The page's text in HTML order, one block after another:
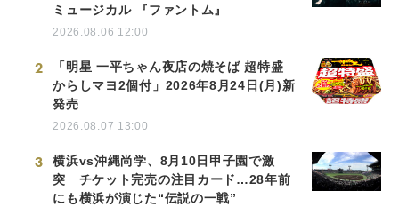
ミュージカル 『ファントム』
2026.08.06 12:00
2
「明星 一平ちゃん夜店の焼そば 超特盛
からしマヨ2個付」2026年8月24日(月)新
発売
2026.08.07 13:00
3
横浜vs沖縄尚学、8月10日甲子園で激
突 チケット完売の注目カード…28年前
にも横浜が演じた“伝説の一戦”